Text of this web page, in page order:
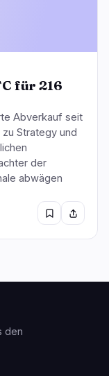
für 216
Abverkauf seit
Strategy und
der
abwägen
den